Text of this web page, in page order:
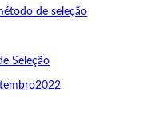
de seleção
Seleção